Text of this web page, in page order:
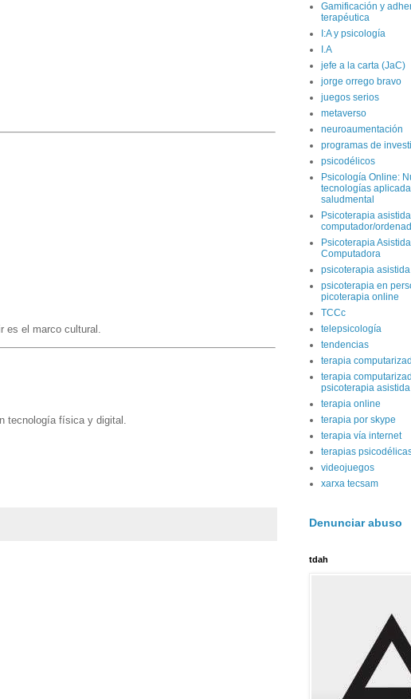
el marco cultural.
tecnología física y digital.
Gamificación y
terapéutica
I:A y psicología
I.A
jefe a la carta (JaC)
jorge orrego bravo
juegos serios
metaverso
neuroaumentación
programas de
psicodélicos
Psicología Online:
tecnologías
saludmental
Psicoterapia
computador/
Psicoterapia
Computadora
psicoterapia
psicoterapia en
picoterapia online
TCCc
telepsicología
tendencias
terapia
terapia
psicoterapia
terapia online
terapia por skype
terapia vía internet
terapias
videojuegos
xarxa tecsam
Denunciar abuso
tdah